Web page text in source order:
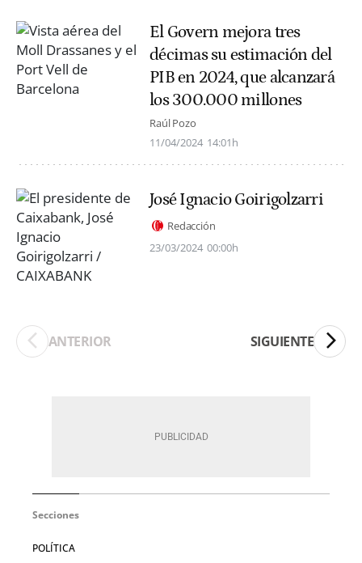
El Govern mejora tres
décimas su estimación del
PIB en 2024, que alcanzará
los 300.000 millones
Raúl Pozo
11/04/2024 14:01h
José Ignacio Goirigolzarri
Redacción
23/03/2024 00:00h
ANTERIOR SIGUIENTE
Secciones
POLÍTICA